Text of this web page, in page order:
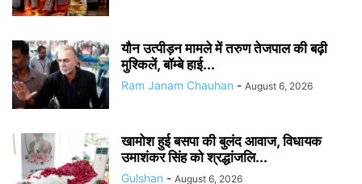
यौन उत्पीड़न मामले में तरुण तेजपाल की बढ़ी
मुश्किलें, बॉम्बे हाई...
Ram Janam Chauhan - August 6, 2026
खामोश हुई बसपा की बुलंद आवाज, विधायक
उमाशंकर सिंह को श्रद्धांजलि...
Gulshan - August 6, 2026